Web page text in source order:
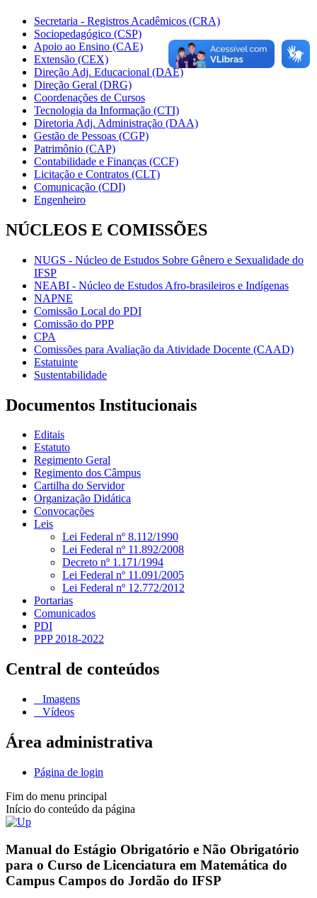
Secretaria - Registros Acadêmicos (CRA)
Sociopedagógico (CSP)
Apoio ao Ensino (CAE)
Extensão (CEX)
Direção Adj. Educacional (DAE)
Direção Geral (DRG)
Coordenações de Cursos
Tecnologia da Informação (CTI)
Diretoria Adj. Administração (DAA)
Gestão de Pessoas (CGP)
Patrimônio (CAP)
Contabilidade e Finanças (CCF)
Licitação e Contratos (CLT)
Comunicação (CDI)
Engenheiro
NÚCLEOS E COMISSÕES
NUGS - Núcleo de Estudos Sobre Gênero e Sexualidade do
IFSP
NEABI - Núcleo de Estudos Afro-brasileiros e Indígenas
NAPNE
Comissão Local do PDI
Comissão do PPP
CPA
Comissões para Avaliação da Atividade Docente (CAAD)
Estatuinte
Sustentabilidade
Documentos Institucionais
Editais
Estatuto
Regimento Geral
Regimento dos Câmpus
Cartilha do Servidor
Organização Didática
Convocações
Leis
Lei Federal nº 8.112/1990
Lei Federal nº 11.892/2008
Decreto nº 1.171/1994
Lei Federal nº 11.091/2005
Lei Federal nº 12.772/2012
Portarias
Comunicados
PDI
PPP 2018-2022
Central de conteúdos
Imagens
Vídeos
Área administrativa
Página de login
Fim do menu principal
Início do conteúdo da página
Manual do Estágio Obrigatório e Não Obrigatório
para o Curso de Licenciatura em Matemática do
Campus Campos do Jordão do IFSP